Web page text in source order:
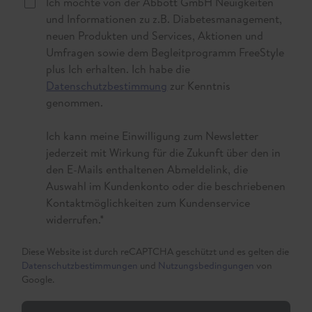
und Informationen zu z.B. Diabetesmanagement,
neuen Produkten und Services, Aktionen und
Umfragen sowie dem Begleitprogramm FreeStyle
plus Ich erhalten. Ich habe die
Datenschutzbestimmung zur Kenntnis
genommen.
Ich kann meine Einwilligung zum Newsletter
jederzeit mit Wirkung für die Zukunft über den in
den E-Mails enthaltenen Abmeldelink, die
Auswahl im Kundenkonto oder die beschriebenen
Kontaktmöglichkeiten zum Kundenservice
widerrufen.*
Diese Website ist durch reCAPTCHA geschützt und es gelten die
Datenschutzbestimmungen und Nutzungsbedingungen von
Google.